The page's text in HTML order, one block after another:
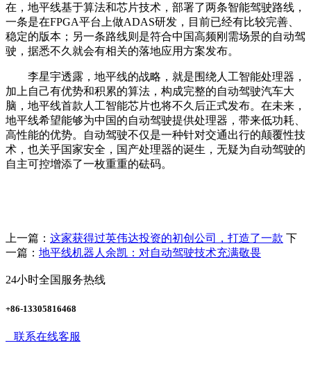
在，地平线基于算法和芯片技术，部署了两条智能驾驶路线，
一条是在FPGA平台上做ADAS研发，目前已经有比较完善、
稳定的版本；另一条路线则是符合中国高频刚需场景的自动驾
驶，据悉不久就会有相关的落地应用方案发布。
李星宇透露，地平线的战略，就是围绕人工智能处理器，
加上自己有优势和积累的算法，构成完整的自动驾驶汽车大
脑，地平线首款人工智能芯片也将不久后正式发布。在未来，
地平线希望能够为中国的自动驾驶提供处理器，带来低功耗、
高性能的优势。自动驾驶不仅是一种针对交通出行的颠覆性技
术，也关乎国家安全，国产处理器的诞生，无疑为自动驾驶的
自主可控增添了一枚重重的砝码。
上一篇： 这家获得过英伟达投资的初创公司，打造了一款 下
一篇： 地平线机器人余凯：对自动驾驶技术充满敬畏
24小时全国服务热线
+86-13305816468
联系在线客服